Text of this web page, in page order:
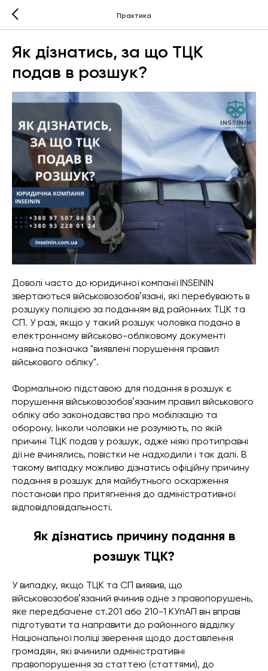
Практика
Як дізнатись, за що ТЦК
подав в розшук?
Доволі часто до юридичної компанії INSEININ
звертаються військовозобовʼязані, які перебувають в
розшуку поліцією за поданням від районних ТЦК та
СП. У разі, якщо у такий розшук чоловіка подано в
електронному військово-обліковому документі
наявна позначка "виявлені порушення правил
військового обліку".
Формальною підставою для подання в розшук є
порушення військовозобовʼязаним правил військового
обліку або законодавства про мобілізацію та
оборону. Інколи чоловіки не розуміють, по якій
причині ТЦК подав у розшук, адже ніякі протиправні
дії не вчинялись, повістки не надходили і так далі. В
такому випадку можливо дізнатись офіційну причину
подання в розшук для майбутнього оскарження
постанови про притягнення до адміністративної
відповідповідальності.
Як дізнатись причину подання в
розшук ТЦК?
У випадку, якщо ТЦК та СП виявив, що
військовозобовʼязаний вчинив одне з правопорушень,
яке передбачене ст.201 або 210-1 КУпАП він вправі
підготувати та направити до районного відділку
Національної поліці зверення щодо доставлення
громадян, які вчинили адміністративні
правопорушення за статтею (статтями), до